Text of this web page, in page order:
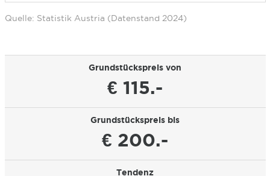
Quelle: Statistik Austria (Datenstand 2024)
Grundstückspreis von
€ 115.-
Grundstückspreis bis
€ 200.-
Tendenz